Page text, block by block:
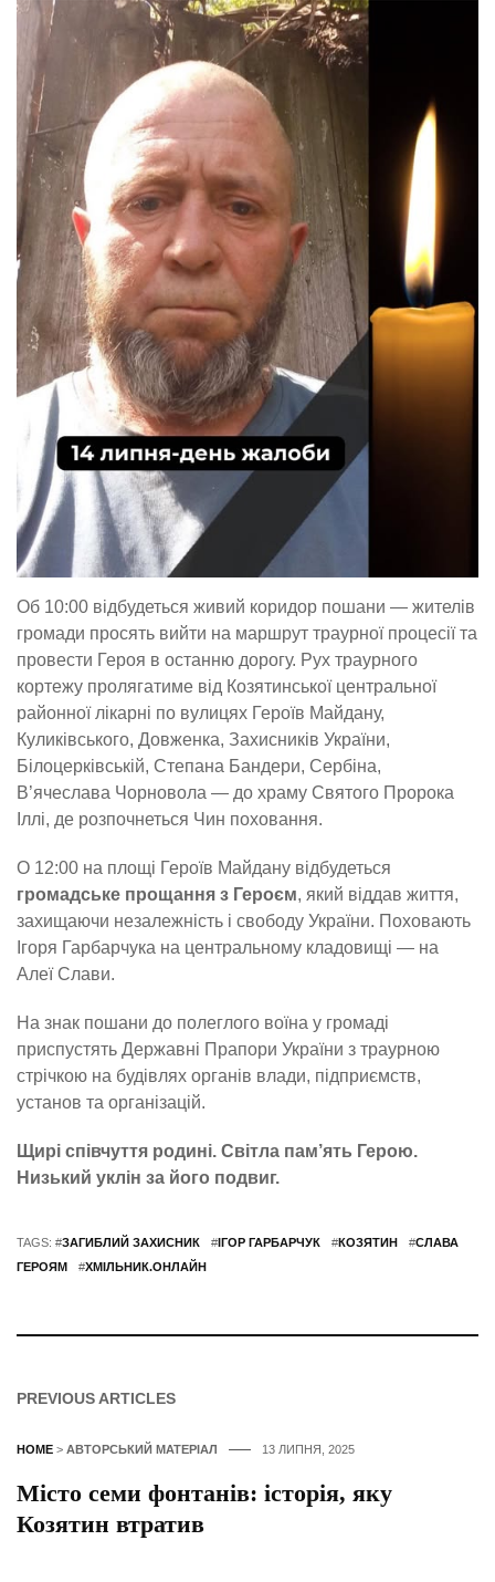
Об 10:00 відбудеться живий коридор пошани — жителів
громади просять вийти на маршрут траурної процесії та
провести Героя в останню дорогу. Рух траурного
кортежу пролягатиме від Козятинської центральної
районної лікарні по вулицях Героїв Майдану,
Куликівського, Довженка, Захисників України,
Білоцерківській, Степана Бандери, Сербіна,
В’ячеслава Чорновола — до храму Святого Пророка
Іллі, де розпочнеться Чин поховання.
О 12:00 на площі Героїв Майдану відбудеться
громадське прощання з Героєм, який віддав життя,
захищаючи незалежність і свободу України. Поховають
Ігоря Гарбарчука на центральному кладовищі — на
Алеї Слави.
На знак пошани до полеглого воїна у громаді
приспустять Державні Прапори України з траурною
стрічкою на будівлях органів влади, підприємств,
установ та організацій.
Щирі співчуття родині. Світла пам’ять Герою.
Низький уклін за його подвиг.
TAGS: #ЗАГИБЛИЙ ЗАХИСНИК #ІГОР ГАРБАРЧУК #КОЗЯТИН #СЛАВА
ГЕРОЯМ
#ХМІЛЬНИК.ОНЛАЙН
PREVIOUS ARTICLES
HOME > АВТОРСЬКИЙ МАТЕРІАЛ 13 ЛИПНЯ, 2025
Місто семи фонтанів: історія, яку
Козятин втратив